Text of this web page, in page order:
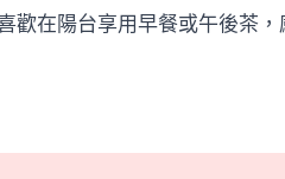
在陽台享用早餐或午後茶，